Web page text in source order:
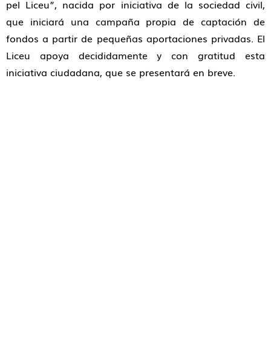
pel Liceu”, nacida por iniciativa de la sociedad civil,
que iniciará una campaña propia de captación de
fondos a partir de pequeñas aportaciones privadas. El
Liceu apoya decididamente y con gratitud esta
iniciativa ciudadana, que se presentará en breve.